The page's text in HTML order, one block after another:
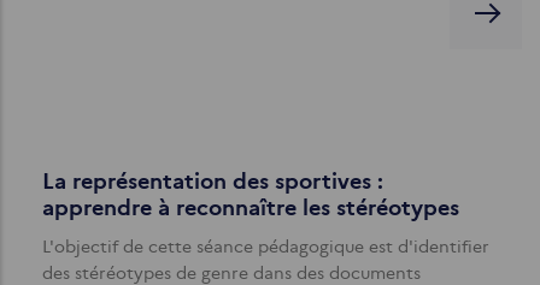
La représentation des sportives :
apprendre à reconnaître les stéréotypes
L'objectif de cette séance pédagogique est d'identifier
des stéréotypes de genre dans des documents